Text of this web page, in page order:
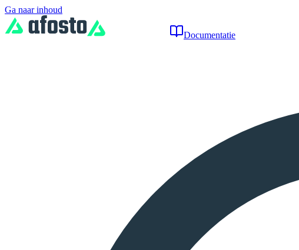
Ga naar inhoud
Documentatie